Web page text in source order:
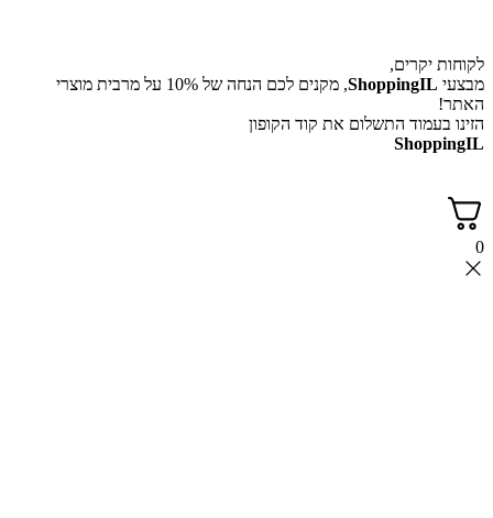
לקוחות יקרים,
מבצעי ShoppingIL
, מקנים לכם הנחה של 10% על מרבית מוצרי
האתר!
הזינו בעמוד התשלום את קוד הקופון
ShoppingIL
0